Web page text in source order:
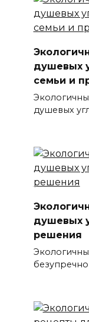
душевых
семьи и
душевых
душевых
решения